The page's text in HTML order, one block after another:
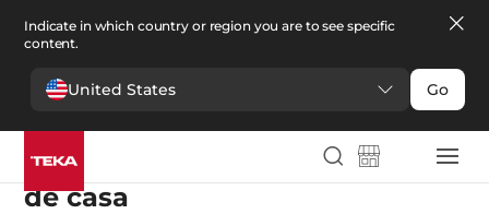
Indicate in which country or region you are to see specific
content.
United States Go
Limpiar fácilmente los cristales
de casa